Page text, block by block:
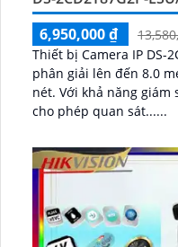
6,950,000 ₫
Thiết bị Camera IP DS-
phân giải lên đến 8.0
nét. Với khả năng giám sát từng chi tiết nhỏ, thiết bị
cho phép quan sát......